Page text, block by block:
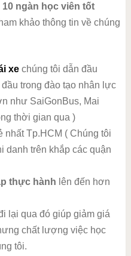
10 ngàn học viên tốt
khảo thông tin về chúng
xechúng tôi dẫn đầu
trong đào tạo nhân lực
như SaiGonBus, Mai
thời gian qua )
nhất Tp.HCM ( Chúng tôi
danh trên khắp các quận
thực hành lên đến hơn
lại qua đó giúp giảm giá
chất lượng việc học
tôi.